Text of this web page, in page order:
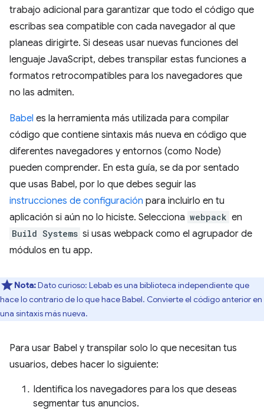
trabajo adicional para garantizar que todo el código que
escribas sea compatible con cada navegador al que
planeas dirigirte. Si deseas usar nuevas funciones del
lenguaje JavaScript, debes transpilar estas funciones a
formatos retrocompatibles para los navegadores que
no las admiten.
Babel es la herramienta más utilizada para compilar
código que contiene sintaxis más nueva en código que
diferentes navegadores y entornos (como Node)
pueden comprender. En esta guía, se da por sentado
que usas Babel, por lo que debes seguir las
instrucciones de configuración para incluirlo en tu
aplicación si aún no lo hiciste. Selecciona webpack en
Build Systems si usas webpack como el agrupador de
módulos en tu app.
Nota:Dato curioso: Lebab es una biblioteca independiente que
hace lo contrario de lo que hace Babel. Convierte el código anterior en
una sintaxis más nueva.
Para usar Babel y transpilar solo lo que necesitan tus
usuarios, debes hacer lo siguiente:
Identifica los navegadores para los que deseas
segmentar tus anuncios.